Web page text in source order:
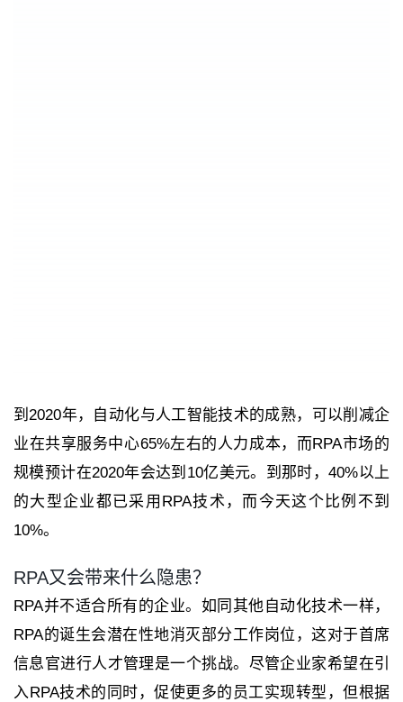
到2020年，自动化与人工智能技术的成熟，可以削减企
业在共享服务中心65%左右的人力成本，而RPA市场的
规模预计在2020年会达到10亿美元。到那时，40%以上
的大型企业都已采用RPA技术，而今天这个比例不到
10%。
RPA又会带来什么隐患？
RPA并不适合所有的企业。如同其他自动化技术一样，
RPA的诞生会潜在性地消灭部分工作岗位，这对于首席
信息官进行人才管理是一个挑战。尽管企业家希望在引
入RPA技术的同时，促使更多的员工实现转型，但根据